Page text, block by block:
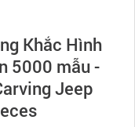
Khắc Hình
5000 mẫu -
Jeep